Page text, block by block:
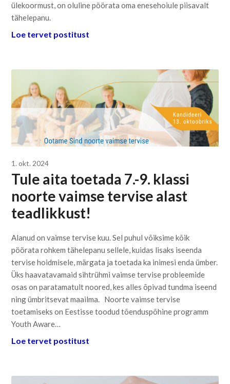
ülekoormust, on oluline pöörata oma enesehoiule piisavalt
tähelepanu.
Loe tervet postitust
1. okt. 2024
Tule aita toetada 7.-9. klassi
noorte vaimse tervise alast
teadlikkust!
Alanud on vaimse tervise kuu. Sel puhul võiksime kõik
pöörata rohkem tähelepanu sellele, kuidas lisaks iseenda
tervise hoidmisele, märgata ja toetada ka inimesi enda ümber.
Üks haavatavamaid sihtrühmi vaimse tervise probleemide
osas on paratamatult noored, kes alles õpivad tundma iseend
ning ümbritsevat maailma. Noorte vaimse tervise
toetamiseks on Eestisse toodud tõenduspõhine programm
Youth Aware…
Loe tervet postitust